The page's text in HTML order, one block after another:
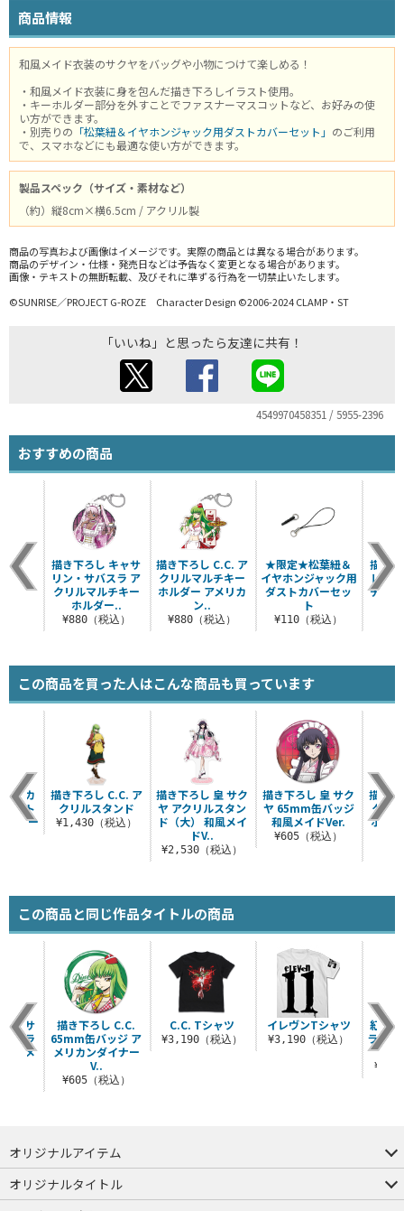
商品情報
和風メイド衣装のサクヤをバッグや小物につけて楽しめる！
・和風メイド衣装に身を包んだ描き下ろしイラスト使用。
・キーホルダー部分を外すことでファスナーマスコットなど、お好みの使
い方ができます。
・別売りの 「松葉紐＆イヤホンジャック用ダストカバーセット」 のご利用
で、スマホなどにも最適な使い方ができます。
製品スペック（サイズ・素材など）
（約）縦8cm×横6.5cm / アクリル製
商品の写真および画像はイメージです。実際の商品とは異なる場合があります。
商品のデザイン・仕様・発売日などは予告なく変更となる場合があります。
画像・テキストの無断転載、及びそれに準ずる行為を一切禁止いたします。
©SUNRISE／PROJECT G-ROZE Character Design ©2006-2024 CLAMP・ST
「いいね」と思ったら友達に共有！
4549970458351 / 5955-2396
おすすめの商品
描き下ろし C.C. ア
クリルマルチキー
ホルダー アメリカ
ン..
¥880（税込）
★限定★松葉紐＆
イヤホンジャック用
ダストカバーセッ
ト
¥110（税込）
描き
レン
チキ
描き下ろし キャサ
リン・サバスラ ア
クリルマルチキー
ホルダー..
¥880（税込）
この商品を買った人はこんな商品も買っています
描き下ろし 皇 サク
ヤ アクリルスタン
ド（大） 和風メイ
ドV..
¥2,530（税込）
描き下ろし 皇 サク
ヤ 65mm缶バッジ
和風メイドVer.
¥605（税込）
描き下
クリ
ホル
月カ
ート
イナー
描き下ろし C.C. ア
クリルスタンド
¥1,430（税込）
この商品と同じ作品タイトルの商品
C.C. Tシャツ
¥3,190（税込）
イレヴンTシャツ
¥3,190（税込）
紅月
ラフィ
黒の
ャサ
ラ ラ
風メ
描き下ろし C.C.
65mm缶バッジ ア
メリカンダイナー
V..
¥605（税込）
オリジナルアイテム
つままれ
つかまれ
ピョコッテ
オリジナルタイトル
アイテムヤ
ミスカトニック大學購買部